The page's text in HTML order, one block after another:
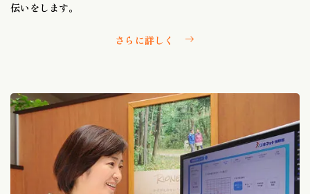
伝いをします。
さらに詳しく